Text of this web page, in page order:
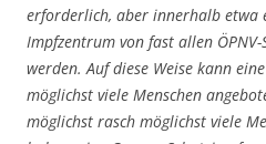
erforderlich, aber innerhalb etwa
Impfzentrum von fast allen
werden. Auf diese Weise kann
möglichst viele Menschen
möglichst rasch möglichst viele